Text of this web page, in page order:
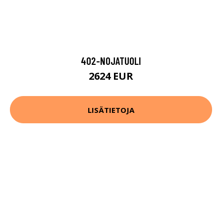
402-NOJATUOLI
2624 EUR
LISÄTIETOJA